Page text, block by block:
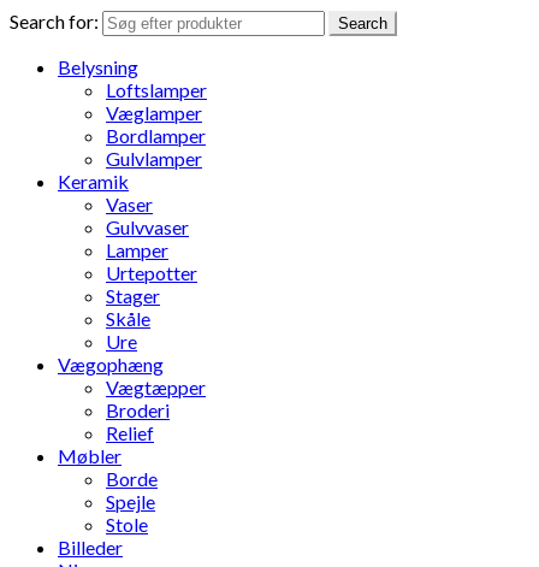
Search for: Search
Belysning
Loftslamper
Væglamper
Bordlamper
Gulvlamper
Keramik
Vaser
Gulvvaser
Lamper
Urtepotter
Stager
Skåle
Ure
Vægophæng
Vægtæpper
Broderi
Relief
Møbler
Borde
Spejle
Stole
Billeder